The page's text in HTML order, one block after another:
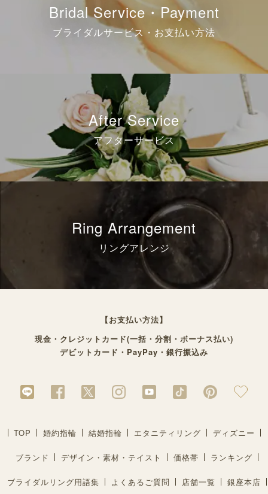
Bridal Service・Payment
ブライダルサービス・お支払い方法
After Service
アフターサービス
Ring Arrangement
リングアレンジ
【お支払い方法】
現金・クレジットカード(一括・分割・ボーナス払い)
デビットカード・PayPay・銀行振込み
TOP 婚約指輪 結婚指輪 エタニティリング ディズニー
ブランド デザイン・素材・テイスト 価格帯 ランキング
ブライダルリング用語集 よくあるご質問 店舗一覧 銀座本店